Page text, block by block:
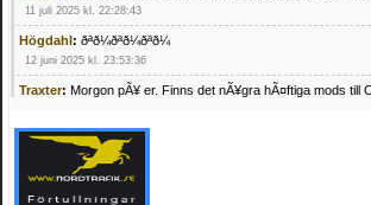
11 juli 2025 kl. 22:28:43
Högdahl: ðªð¼ðªð¼ðªð¼
12 juni 2025 kl. 23:53:36
Traxter: Morgon pÃ¥ er. Finns det nÃ¥gra hÃ¤ftiga mods till
Mrhandsome:SÃ¶ker defekta/trasiga fyrhjulingar. Jag
pÃ¥ 0709955029 eller hv.alexandersson@gmail.com ifall du
mvh Hugo
21 februari 2025 kl. 09:25:52